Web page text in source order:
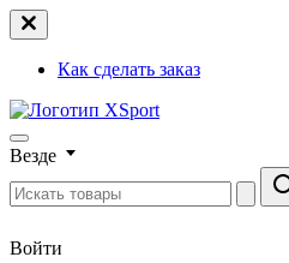
Как сделать заказ
Везде
Войти